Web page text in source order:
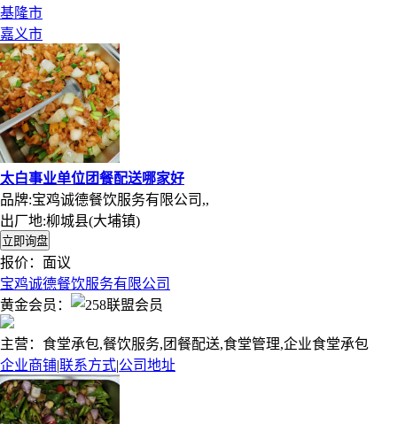
基隆市
嘉义市
太白事业单位团餐配送哪家好
品牌:宝鸡诚德餐饮服务有限公司,,
出厂地:柳城县(大埔镇)
报价： 面议
宝鸡诚德餐饮服务有限公司
黄金会员：
主营：食堂承包,餐饮服务,团餐配送,食堂管理,企业食堂承包
企业商铺|联系方式|公司地址